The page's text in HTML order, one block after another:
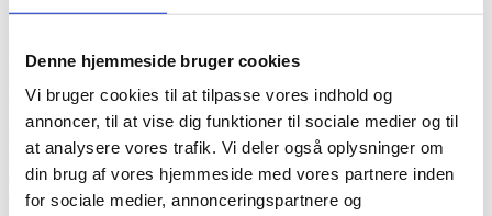
Denne hjemmeside bruger cookies
Vi bruger cookies til at tilpasse vores indhold og
annoncer, til at vise dig funktioner til sociale medier og til
at analysere vores trafik. Vi deler også oplysninger om
din brug af vores hjemmeside med vores partnere inden
for sociale medier, annonceringspartnere og
konferencens tema: ”Leave No One Behind: The Well-Being of the
”Building a just world and sustainable planet”.
Hele konferencen blev åbnet med en ceremoni, hvor repræsentanter
fra alle tilstedeværende trosretninger, delte en refleksion, et ønske
eller en bøn for verden. Åbningsceremonien blev efterfulgt af
diskussioner om religiøst engagement i fødevaresikkerhed,